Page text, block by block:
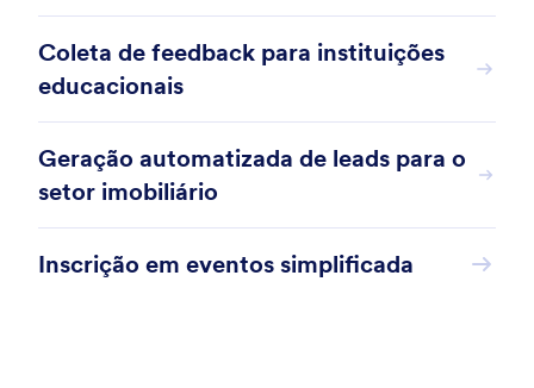
Coleta de feedback para instituições
educacionais
Geração automatizada de leads para o
setor imobiliário
Inscrição em eventos simplificada